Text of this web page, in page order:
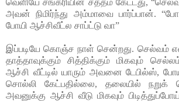
அவன் நிமிர்ந்து அம்மாவை பார்ப்பான். “போ,
போயி ஆச்சிவீட்ல சாப்ட்டு வா”
இப்படியே கொஞ்ச நாள் சென்றது. செல்வம்
தாத்தாவுக்கும் சித்திக்கும் மிகவும்
ஆச்சி வீட்டில் யாரும் அவனை டேபில்ஸ்,
சொல்லி கேட்பதில்லை, தலையில் நறுக்
அவனுக்கு ஆச்சி வீடு மிகவும்